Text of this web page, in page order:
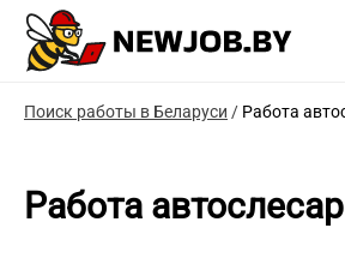
Поиск работы в Беларуси / Работа
Работа